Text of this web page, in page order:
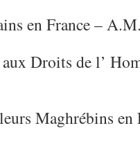
en France –
Droits de l’
Maghrébins en